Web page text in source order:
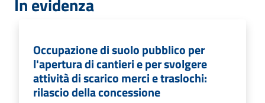
Occupazione di suolo pubblico per
l'apertura di cantieri e per svolgere
attività di scarico merci e traslochi:
rilascio della concessione